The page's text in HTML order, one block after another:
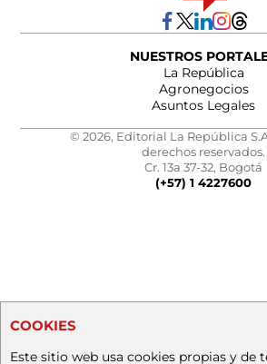
NUESTROS
La República
Agronegocios
Asuntos Legales
© 2026, Editorial La República
derechos reservados.
Cr. 13a 37-32, Bogotá
(+57) 1 4227600
COOKIES
Este sitio web usa cookies propias y de